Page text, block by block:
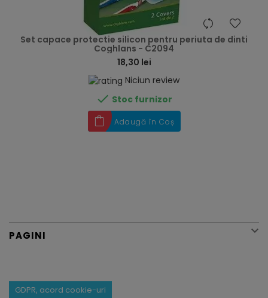
Set capace protectie silicon pentru periuta de dinti
Coghlans - C2094
18,30 lei
Niciun review
 Stoc furnizor
Adaugă în Coș
PAGINI 
GDPR, acord cookie-uri